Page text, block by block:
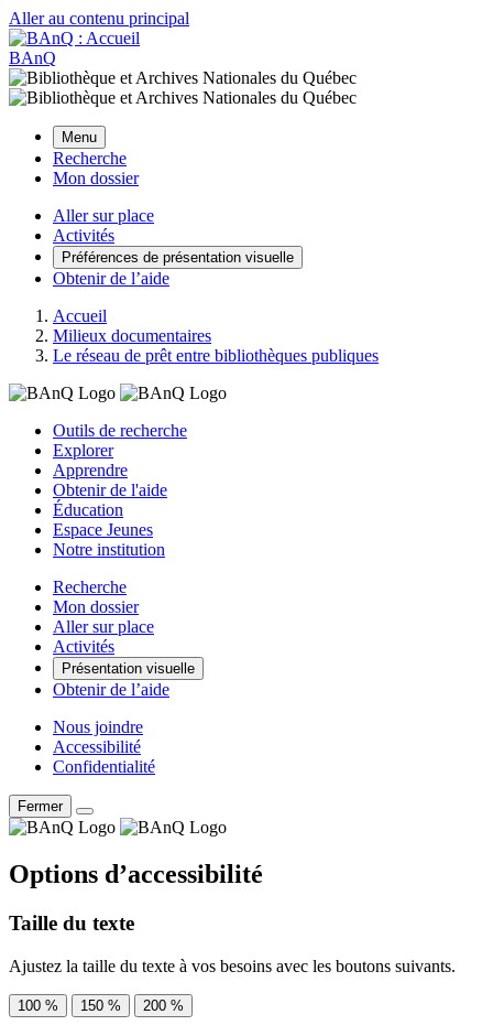
Aller au contenu principal
BAnQ
Menu
Recherche
Mon dossier
Aller sur place
Activités
Préférences de présentation visuelle
Obtenir de l’aide
Accueil
Milieux documentaires
Le réseau de prêt entre bibliothèques publiques
Outils de recherche
Explorer
Apprendre
Obtenir de l'aide
Éducation
Espace Jeunes
Notre institution
Recherche
Mon dossier
Aller sur place
Activités
Présentation visuelle
Obtenir de l’aide
Nous joindre
Accessibilité
Confidentialité
Fermer
Options d’accessibilité
Taille du texte
Ajustez la taille du texte à vos besoins avec les boutons suivants.
100 % 150 % 200 %